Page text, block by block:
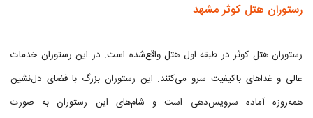
رستوران هتل کوثر مشهد
رستوران هتل کوثر در طبقه اول هتل واقع‌شده است. در این رستوران خدمات
عالی و غذاهای باکیفیت سرو می‌کنند. این رستوران بزرگ با فضای دل‌نشین
همه‌روزه آماده سرویس‌دهی است و شام‌های این رستوران به صورت